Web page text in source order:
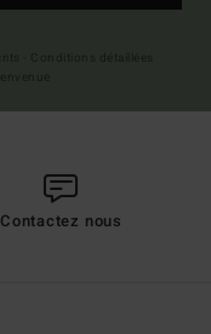
Contactez nous